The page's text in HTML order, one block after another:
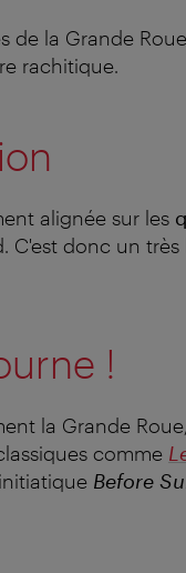
de la Grande
rachitique.
alignée sur les
C'est donc un
!
la Grande
comme
Before